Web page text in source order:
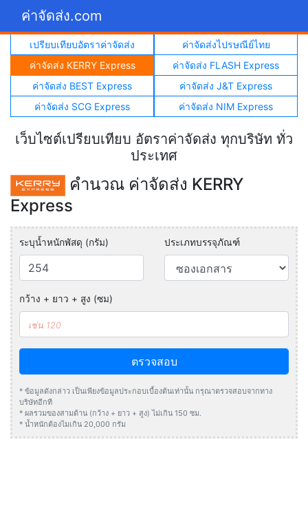
ค่าจัดส่ง.com
เปรียบเทียบอัตราค่าจัดส่ง
ค่าจัดส่งไปรษณีย์ไทย
ค่าจัดส่ง KERRY Express
ค่าจัดส่ง FLASH Express
ค่าจัดส่ง BEST Express
ค่าจัดส่ง J&T Express
ค่าจัดส่ง SCG Express
ค่าจัดส่ง NIM Express
เว็บไซต์เปรียบเทียบ อัตราค่าจัดส่ง ทุกบริษัท ทั่ว
ประเทศ
คำนวณ ค่าจัดส่ง KERRY
Express
ระบุน้ำหนักพัสดุ (กรัม) ประเภทบรรจุภัณฑ์
กว้าง + ยาว + สูง (ซม)
ตรวจสอบ
* ข้อมูลดังกล่าว เป็นเพียงข้อมูลประกอบเบื้องต้นเท่านั้น กรุณาตรวจสอบจากทาง
บริษัทอีกที
* ผลรวมของสามด้าน (กว้าง + ยาว + สูง) ไม่เกิน 150 ซม.
* น้ำหนักต้องไมเกิน 20,000 กรัม